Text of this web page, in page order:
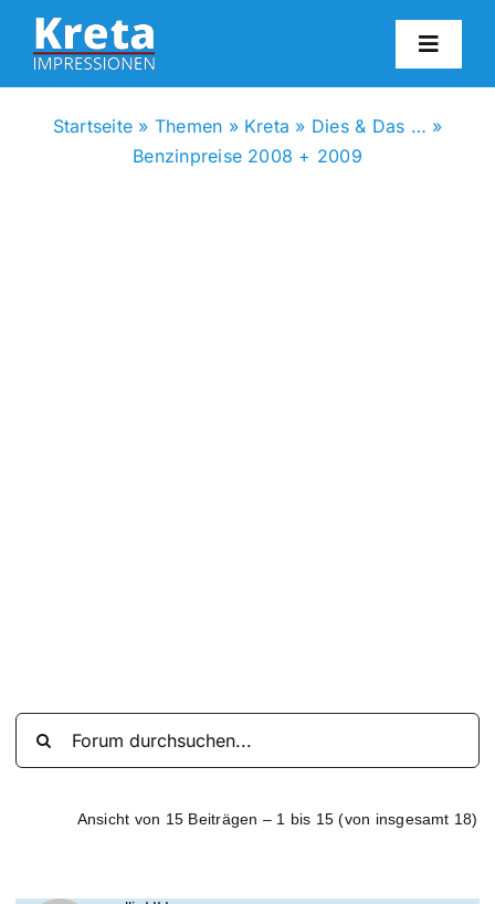
Zum
Inhalt
springen
Startseite » Themen » Kreta » Dies & Das … »
Benzinpreise 2008 + 2009
Ansicht von 15 Beiträgen – 1 bis 15 (von insgesamt 18)